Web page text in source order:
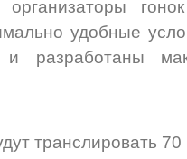
удобные
разработаны
транслировать